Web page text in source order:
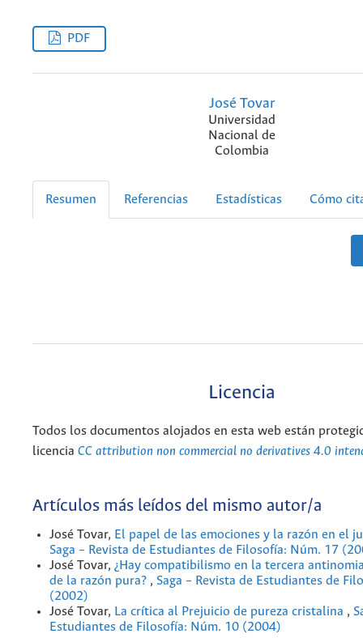
PDF
José Tovar
Universidad
Nacional de
Colombia
Resumen Referencias Estadísticas Cómo
Licencia
Todos los documentos alojados en esta web están
licencia CC attribution non commercial no derivatives 4.0
Artículos más leídos del mismo autor/a
José Tovar, El papel de las emociones y la razón en el
Saga – Revista de Estudiantes de Filosofía: Núm. 17
José Tovar, ¿Hay compatibilismo en la tercera
de la razón pura? , Saga – Revista de Estudiantes de
(2002)
José Tovar, La crítica al Prejuicio de pureza cristalina ,
Estudiantes de Filosofía: Núm. 10 (2004)